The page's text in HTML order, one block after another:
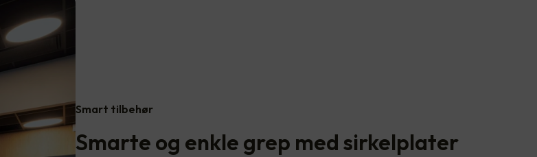
Smart tilbehør
Smarte og enkle grep med sirkelplater